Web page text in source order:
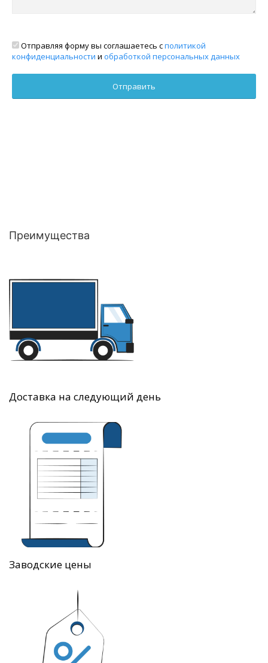
Отправляя форму вы соглашаетесь сполитикой
конфиденциальности и обработкой персональных данных
Преимущества
Доставка на следующий день
Заводские цены